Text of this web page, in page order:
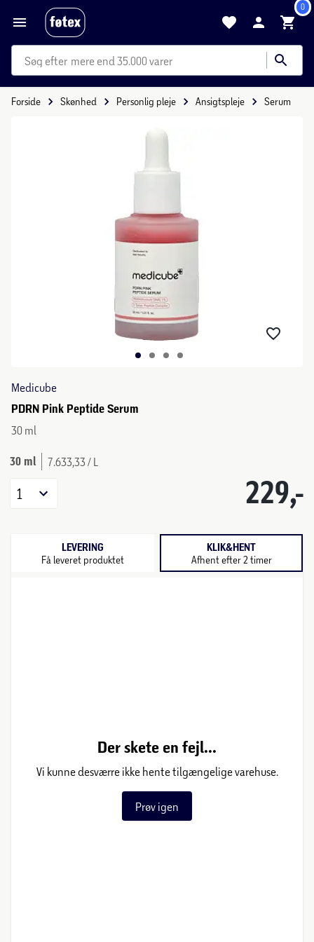
0
mere end 35.000 varer
Forside Skønhed Personlig pleje Ansigtspleje Serum
Medicube
PDRN Pink Peptide Serum
30 ml
30 ml 7.633,33 / L
229,-
1
LEVERING
Få leveret produktet
KLIK&HENT
Afhent efter 2 timer
Der skete en fejl...
Vi kunne desværre ikke hente tilgængelige varehuse.
Prøv igen